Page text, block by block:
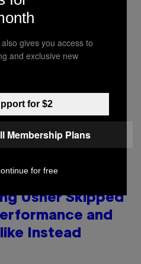
Hard to Keep
Fike
IMAGES)
Usher Skipped
and
Instead
gives you access to
and exclusive new
for $2
Membership Plans
for free